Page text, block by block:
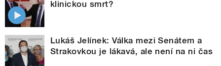
klinickou smrt?
Lukáš Jelínek: Válka mezi Senátem a
Strakovkou je lákavá, ale není na ni čas